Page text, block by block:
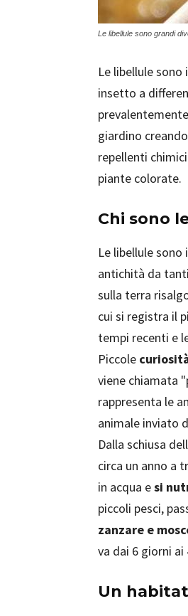
Le libellule sono grandi
Le libellule sono
insetto a
giardino
repellenti
piante colorate.
Chi sono
Le libellule
antichità da
sulla terra
cui si registra il
tempi recenti e
Piccole
viene chiamata
rappresenta le
animale inviato
Dalla schiusa
circa un anno a
in acqua esi
piccoli pesci,
zanzare e
va dai 6 giorni
Un